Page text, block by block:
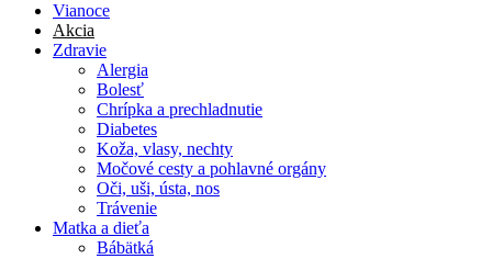
Vianoce
Akcia
Zdravie
Alergia
Bolesť
Chrípka a prechladnutie
Diabetes
Koža, vlasy, nechty
Močové cesty a pohlavné orgány
Oči, uši, ústa, nos
Trávenie
Matka a dieťa
Bábätká